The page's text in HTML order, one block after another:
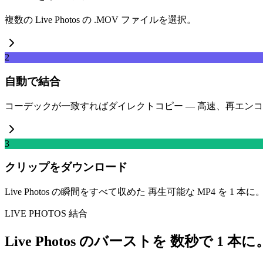
複数の Live Photos の .MOV ファイルを選択。
2
自動で結合
コーデックが一致すればダイレクトコピー — 高速、再エンコ
3
クリップをダウンロード
Live Photos の瞬間をすべて収めた 再生可能な MP4 を 1 本に。
LIVE PHOTOS 結合
Live Photos のバーストを 数秒で 1 本に。